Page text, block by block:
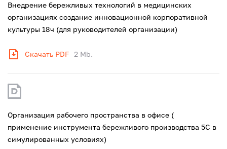
Внедрение бережливых технологий в медицинских
организациях создание инновационной корпоративной
культуры 18ч (для руководителей организации)
Скачать PDF 2 Mb.
Организация рабочего пространства в офисе (
применение инструмента бережливого производства 5С в
симулированных условиях)